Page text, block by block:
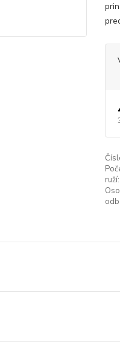
ruží: